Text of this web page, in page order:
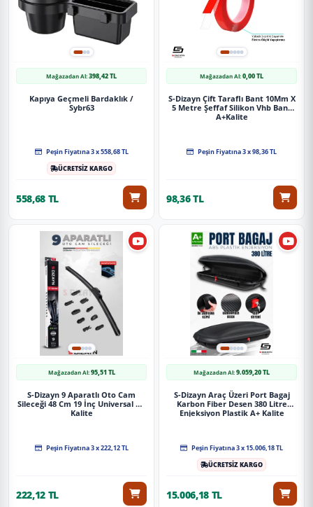
Mağazadan Al:398,42 TL
Kapıya Geçmeli Bardaklık /
Sybr63
Peşin Fiyatına 3 x 558,68 TL
ÜCRETSİZ KARGO
558,68 TL
Mağazadan Al:0,00 TL
S-Dizayn Çift Taraflı Bant 10Mm X
5 Metre Şeffaf Silikon Vhb Bant
A+Kalite
Peşin Fiyatına 3 x 98,36 TL
98,36 TL
Mağazadan Al:95,51 TL
S-Dizayn 9 Aparatlı Oto Cam
Sileceği 48 Cm 19 İnç Universal A+
Kalite
Peşin Fiyatına 3 x 222,12 TL
222,12 TL
Mağazadan Al:9.059,20 TL
S-Dizayn Araç Üzeri Port Bagaj
Karbon Fiber Desen 380 Litre
Enjeksiyon Plastik A+ Kalite
Peşin Fiyatına 3 x 15.006,18 TL
ÜCRETSİZ KARGO
15.006,18 TL